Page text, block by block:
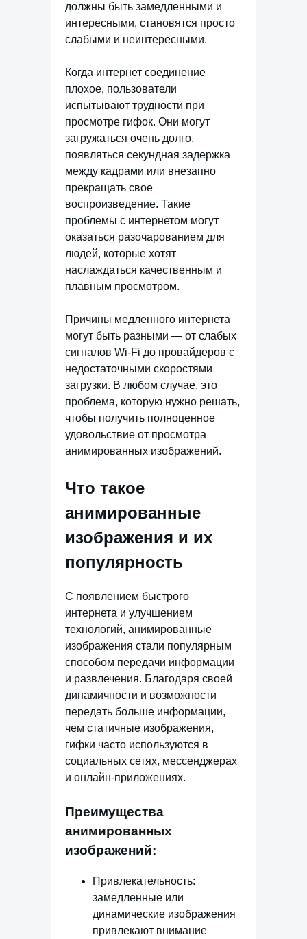
должны быть замедленными и
интересными, становятся просто
слабыми и неинтересными.
Когда интернет соединение
плохое, пользователи
испытывают трудности при
просмотре гифок. Они могут
загружаться очень долго,
появляться секундная задержка
между кадрами или внезапно
прекращать свое
воспроизведение. Такие
проблемы с интернетом могут
оказаться разочарованием для
людей, которые хотят
наслаждаться качественным и
плавным просмотром.
Причины медленного интернета
могут быть разными — от слабых
сигналов Wi-Fi до провайдеров с
недостаточными скоростями
загрузки. В любом случае, это
проблема, которую нужно решать,
чтобы получить полноценное
удовольствие от просмотра
анимированных изображений.
Что такое
анимированные
изображения и их
популярность
С появлением быстрого
интернета и улучшением
технологий, анимированные
изображения стали популярным
способом передачи информации
и развлечения. Благодаря своей
динамичности и возможности
передать больше информации,
чем статичные изображения,
гифки часто используются в
социальных сетях, мессенджерах
и онлайн-приложениях.
Преимущества
анимированных
изображений:
Привлекательность:
замедленные или
динамические изображения
привлекают внимание